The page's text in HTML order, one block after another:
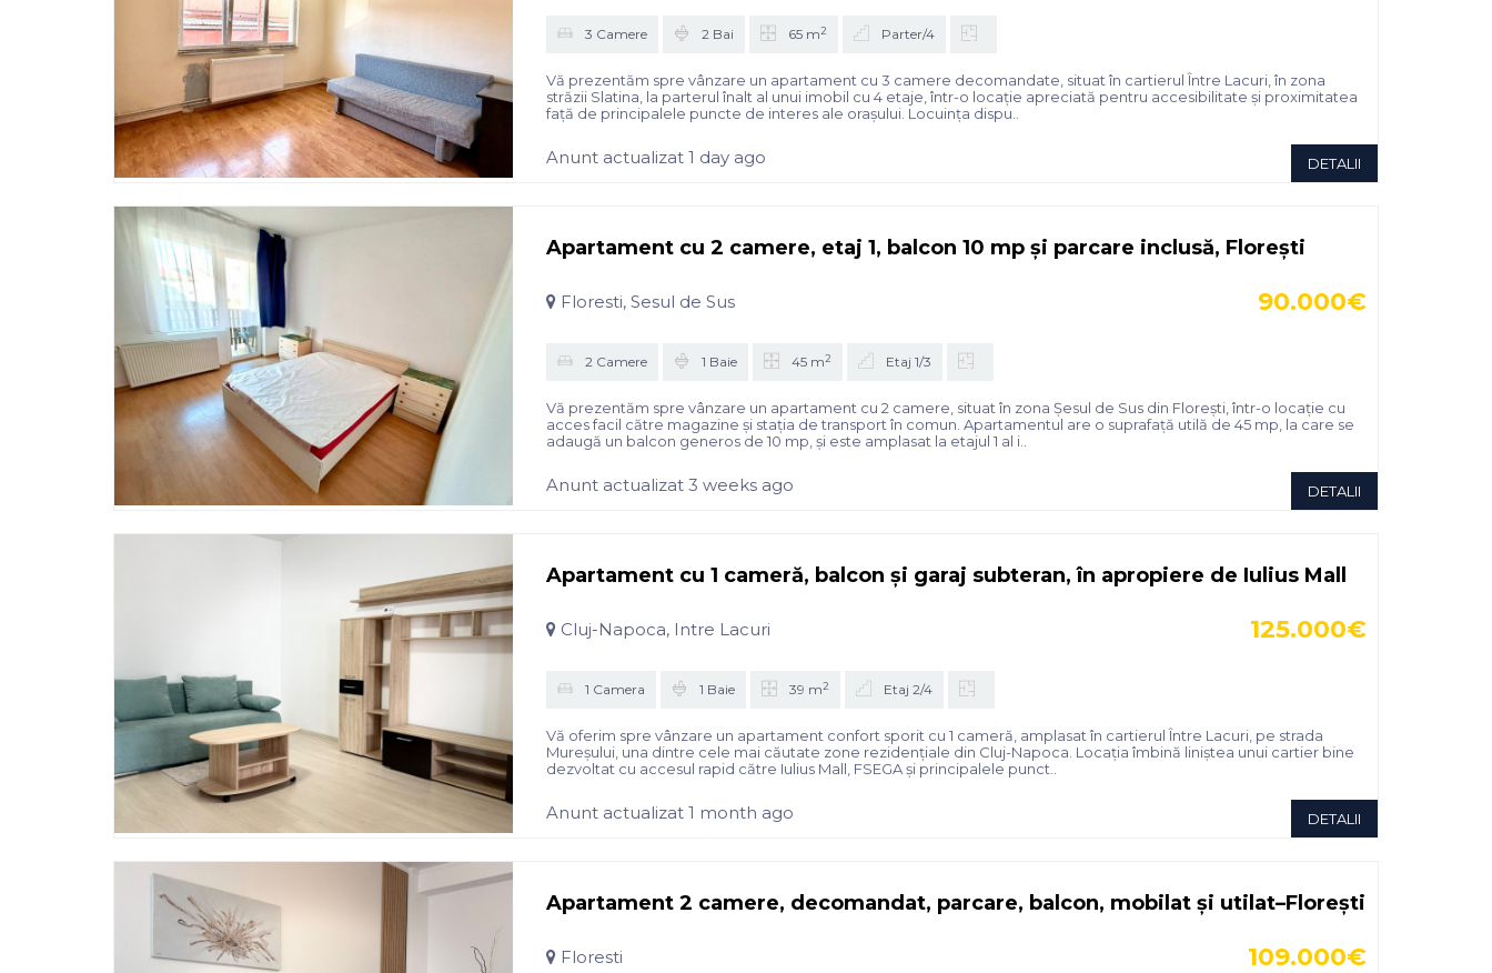
3 Camere 2 Bai 65 m2 Parter/4
Vă prezentăm spre vânzare un apartament cu 3 camere decomandate, situat în cartierul Între Lacuri, în zona
străzii Slatina, la parterul înalt al unui imobil cu 4 etaje, într-o locație apreciată pentru accesibilitate și proximitatea
față de principalele puncte de interes ale orașului. Locuința dispu..
Anunt actualizat 1 day ago DETALII
Apartament cu 2 camere, etaj 1, balcon 10 mp și parcare inclusă, Florești
90.000€
Floresti, Sesul de Sus
2 Camere 1 Baie 45 m2 Etaj 1/3
Vă prezentăm spre vânzare un apartament cu 2 camere, situat în zona Șesul de Sus din Florești, într-o locație cu
acces facil către magazine și stația de transport în comun. Apartamentul are o suprafață utilă de 45 mp, la care se
adaugă un balcon generos de 10 mp, și este amplasat la etajul 1 al i..
Anunt actualizat 3 weeks ago DETALII
Apartament cu 1 cameră, balcon și garaj subteran, în apropiere de Iulius Mall
125.000€
Cluj-Napoca, Intre Lacuri
1 Camera 1 Baie 39 m2 Etaj 2/4
Vă oferim spre vânzare un apartament confort sporit cu 1 cameră, amplasat în cartierul Între Lacuri, pe strada
Mureșului, una dintre cele mai căutate zone rezidențiale din Cluj-Napoca. Locația îmbină liniștea unui cartier bine
dezvoltat cu accesul rapid către Iulius Mall, FSEGA și principalele punct..
Anunt actualizat 1 month ago DETALII
Apartament 2 camere, decomandat, parcare, balcon, mobilat și utilat–Florești
109.000€
Floresti